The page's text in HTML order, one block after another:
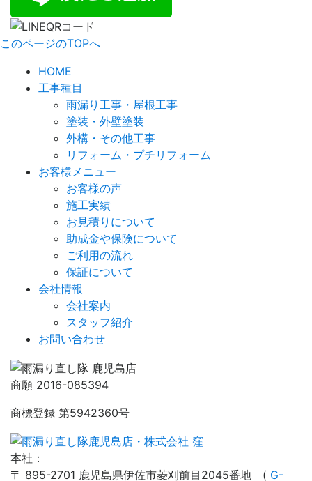
このページのTOPへ
HOME
工事種目
雨漏り工事・屋根工事
塗装・外壁塗装
外構・その他工事
リフォーム・プチリフォーム
お客様メニュー
お客様の声
施工実績
お見積りについて
助成金や保険について
ご利用の流れ
保証について
会社情報
会社案内
スタッフ紹介
お問い合わせ
商願 2016-085394
商標登録 第5942360号
本社：
〒 895-2701 鹿児島県伊佐市菱刈前目2045番地 ( G-